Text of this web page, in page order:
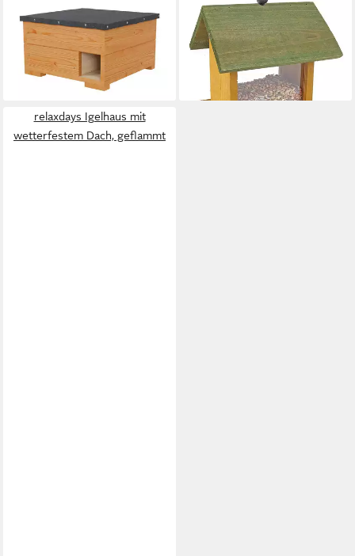
45x45x27 cm Braun, mit
abnehmbarem Dach
Imprägniert Wetterfest
68,99 €
lieferbar - in 3-4 Werktagen bei dir
Haus zum aufhängen - 21 x 17
cm, Vogelhaus mit
Sichtfenster aus Plexiglas
16,95 €
lieferbar - in 3-4 Werktagen bei dir
relaxdays Igelhaus mit
wetterfestem Dach, geflammt